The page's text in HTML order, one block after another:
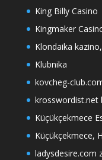
King Billy Casino
Kingmaker
Klondaika
Klubnika
kovcheg-
krosswordist.net
Küçükçekmece
Küçükçekmece,
ladysdesire.com